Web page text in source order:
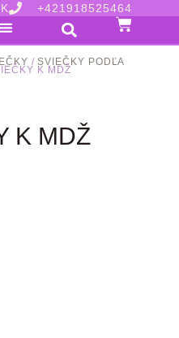
+421918525464
/SVIEČKY PODĽA
K MDŽ
K MDŽ